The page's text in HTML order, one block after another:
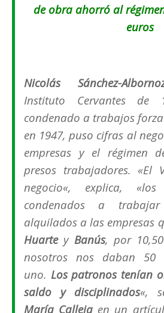
de obra ahorró al
euros
Nicolás Sánchez-
Instituto Cervantes
condenado a trabajos
en 1947, puso cifras al
empresas y el régimen
presos trabajadores. «El
negocio«, explica, «los
condenados a
alquilados a las empresas
Huartey Banús, por
nosotros nos daban 50
uno. Los patronos tenían
saldo y disciplinados«,
María Calleja en un